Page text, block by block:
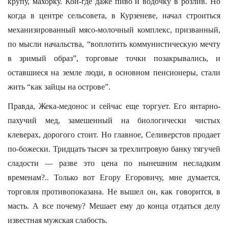
когда в центре сельсовета, в Курзеневе, начал строиться
механизированный мясо-молочный комплекс, призванный,
по мысли начальства, “воплотить коммунистическую мечту
в зримый образ”, торговые точки позакрывались, и
оставшиеся на земле люди, в основном пенсионеры, стали
жить “как зайцы на острове”.
Правда, Жека-медонос и сейчас еще торгует. Его янтарно-
пахучий мед, замешенный на биологически чистых
клеверах, дорогого стоит. Но главное, Селиверстов продает
по-божески. Тридцать тысяч за трехлитровую банку тягучей
сладости — разве это цена по нынешним несладким
временам?.. Только вот Егору Егоровичу, мне думается,
торговля противопоказана. Не вышел он, как говорится, в
масть. А все почему? Мешает ему до конца отдаться делу
известная мужская слабость.